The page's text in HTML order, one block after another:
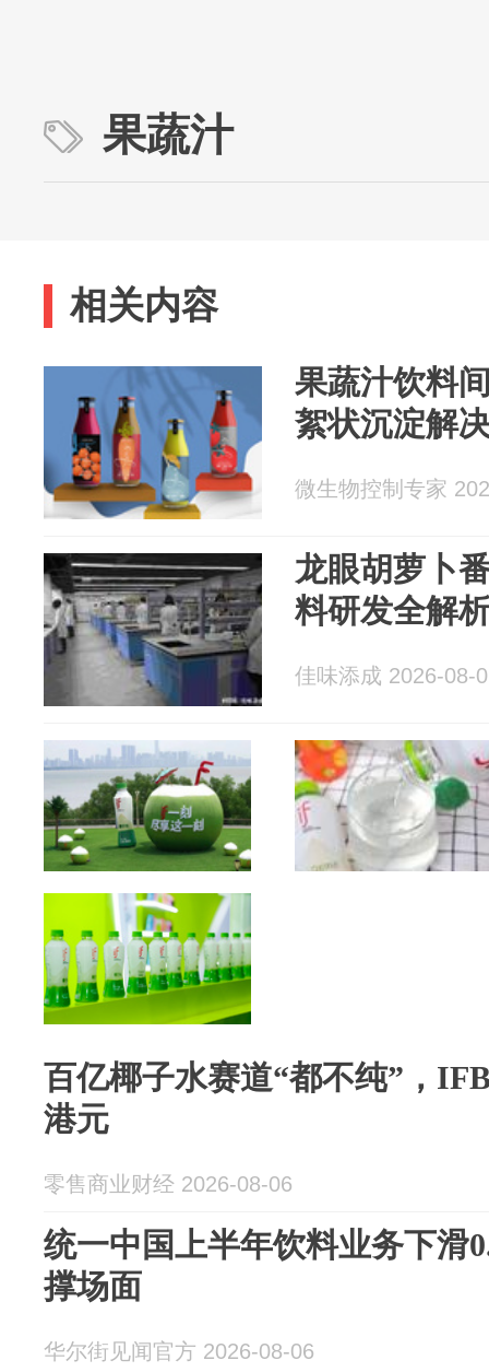
果蔬汁
相关内容
果蔬汁饮料
絮状沉淀解
微生物控制专家
龙眼胡萝卜
料研发全解
佳味添成 2026-08-
百亿椰子水赛道“都不纯”，
港元
零售商业财经 2026-08-06
统一中国上半年饮料业务下滑
撑场面
华尔街见闻官方 2026-08-06